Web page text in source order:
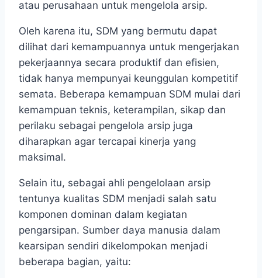
atau perusahaan untuk mengelola arsip.
Oleh karena itu, SDM yang bermutu dapat
dilihat dari kemampuannya untuk mengerjakan
pekerjaannya secara produktif dan efisien,
tidak hanya mempunyai keunggulan kompetitif
semata. Beberapa kemampuan SDM mulai dari
kemampuan teknis, keterampilan, sikap dan
perilaku sebagai pengelola arsip juga
diharapkan agar tercapai kinerja yang
maksimal.
Selain itu, sebagai ahli pengelolaan arsip
tentunya kualitas SDM menjadi salah satu
komponen dominan dalam kegiatan
pengarsipan. Sumber daya manusia dalam
kearsipan sendiri dikelompokan menjadi
beberapa bagian, yaitu: